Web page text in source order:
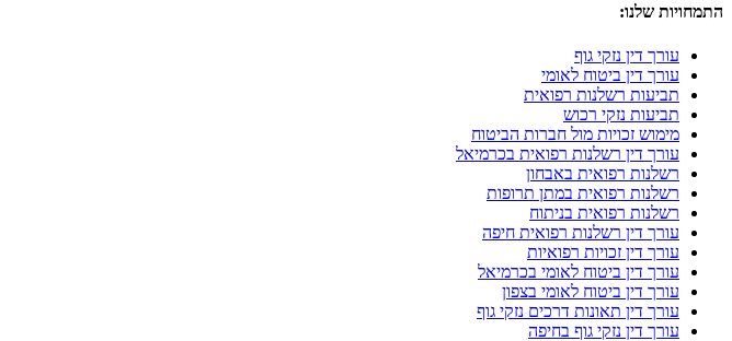
התמחויות שלנו:
עורך דין נזקי גוף
עורך דין ביטוח לאומי
תביעות רשלנות רפואית
תביעות נזקי רכוש
מימוש זכויות מול חברות הביטוח
עורך דין רשלנות רפואית בכרמיאל
רשלנות רפואית באבחון
רשלנות רפואית במתן תרופות
רשלנות רפואית בניתוח
עורך דין רשלנות רפואית חיפה
עורך דין זכויות רפואיות
עורך דין ביטוח לאומי בכרמיאל
עורך דין ביטוח לאומי בצפון
עורך דין תאונות דרכים נזקי גוף
עורך דין נזקי גוף בחיפה